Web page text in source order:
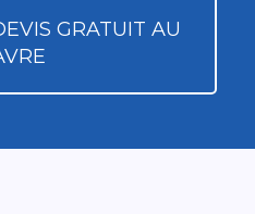
GRATUIT AU